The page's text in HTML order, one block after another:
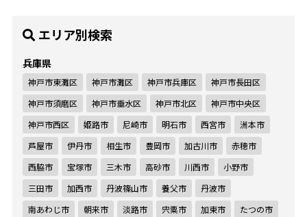
エリア別検索
兵庫県
神戸市東灘区 神戸市灘区 神戸市兵庫区
神戸市長田区
神戸市須磨区
神戸市垂水区 神戸市北区
神戸市中央区
神戸市西区
姫路市 尼崎市 明石市 西宮市
洲本市
芦屋市
伊丹市 相生市 豊岡市 加古川市
赤穂市
西脇市
宝塚市 三木市 高砂市 川西市
小野市
三田市
加西市 丹波篠山市 養父市
丹波市
南あわじ市
朝来市 淡路市 宍粟市 加東市
たつの市